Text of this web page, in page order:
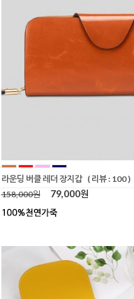
라운딩 버클 레더 장지갑 ( 리뷰 : 100 )
158,000원
79,000원